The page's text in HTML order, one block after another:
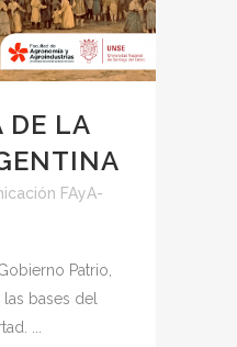
DE LA
FAyA-
Patrio,
bases del
...